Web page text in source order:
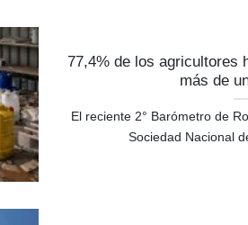
77,4% de los agricultores
más de
El reciente 2° Barómetro de
Sociedad Nacional